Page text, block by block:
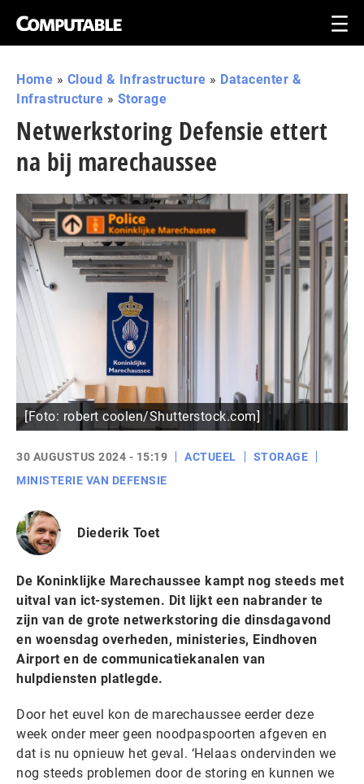
Home » Cloud & Infrastructure » Datacenter &
Infrastructure » Storage
Netwerkstoring Defensie ettert
na bij marechaussee
[Foto: robert coolen/Shutterstock.com]
30 AUGUSTUS 2024 - 15:19 ACTUEEL
STORAGE
MINISTERIE VAN DEFENSIE
Diederik Toet
De Koninklijke Marechaussee kampt nog steeds met
uitval van ict-systemen. Dit lijkt een nabrander te
zijn van de grote netwerkstoring die dinsdagavond
en woensdag overheden, ministeries, Eindhoven
Airport en de communicatiekanalen van
hulpdiensten platlegde.
Door het euvel kon de marechaussee eerder deze
week onder meer geen noodpaspoorten afgeven en
dat is nu opnieuw het geval. ‘Helaas ondervinden we
nog steeds problemen door de storing en kunnen we